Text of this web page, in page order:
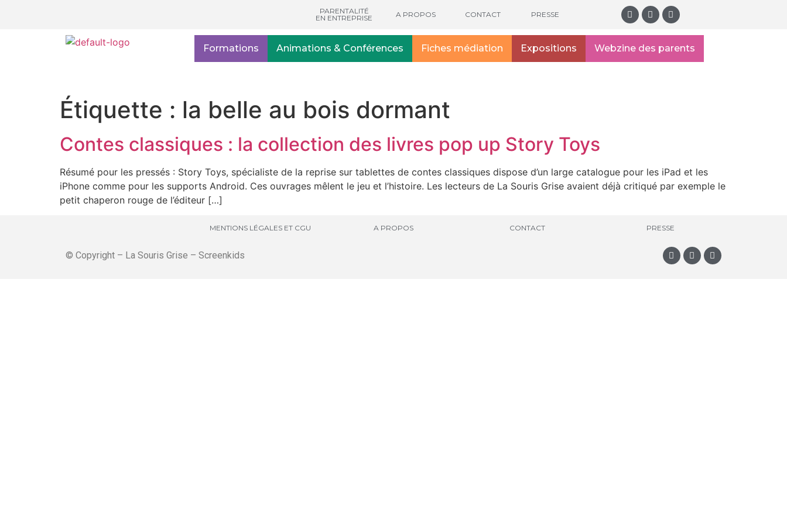
PARENTALITÉ
EN ENTREPRISE
A PROPOS CONTACT PRESSE
Formations Animations & Conférences Fiches médiation Expositions Webzine des parents
Étiquette : la belle au bois dormant
Contes classiques : la collection des livres pop up Story Toys
Résumé pour les pressés : Story Toys, spécialiste de la reprise sur tablettes de contes classiques dispose d’un large catalogue pour les iPad et les
iPhone comme pour les supports Android. Ces ouvrages mêlent le jeu et l’histoire. Les lecteurs de La Souris Grise avaient déjà critiqué par exemple le
petit chaperon rouge de l’éditeur […]
MENTIONS LÉGALES ET CGU A PROPOS CONTACT PRESSE
© Copyright – La Souris Grise – Screenkids